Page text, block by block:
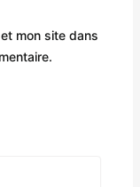
mon site dans